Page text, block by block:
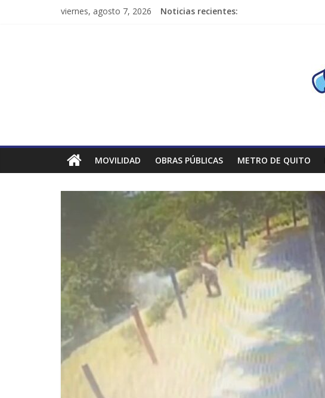
viernes, agosto 7, 2026 Noticias recientes:
MOVILIDAD OBRAS PÚBLICAS METRO DE QUITO